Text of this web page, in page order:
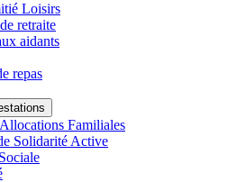
Loisirs
retraite
aidants
repas
Familiales
Solidarité Active